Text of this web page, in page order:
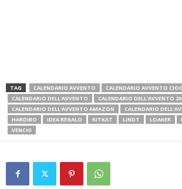
TAG CALENDARIO AVVENTO
CALENDARIO AVVENTO
CALENDARIO DELL'AVVENTO
CALENDARIO DELL'AVVENTO
CALENDARIO DELL'AVVENTO AMAZON
CALENDARIO
HARDIBO
IDEA REGALO KITKAT LINDT LOAKER
VENCHI